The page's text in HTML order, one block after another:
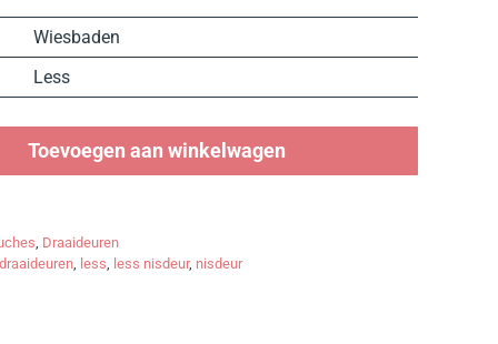
Wiesbaden
Less
Toevoegen aan winkelwagen
, Draaideuren
draaideuren, less, less nisdeur, nisdeur